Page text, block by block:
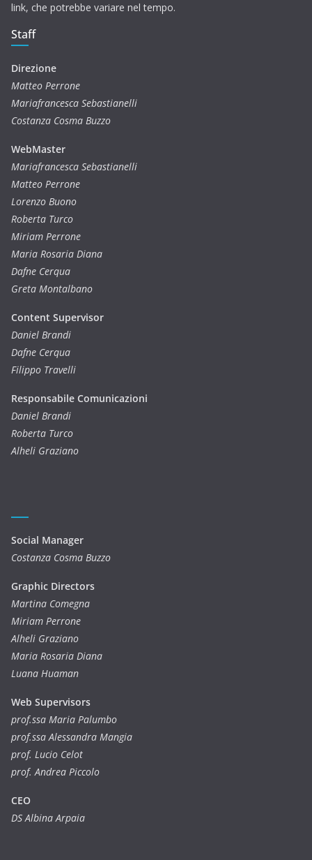
link, che potrebbe variare nel tempo.
Staff
Direzione
Matteo Perrone
Mariafrancesca Sebastianelli
Costanza Cosma Buzzo
WebMaster
Mariafrancesca Sebastianelli
Matteo Perrone
Lorenzo Buono
Roberta Turco
Miriam Perrone
Maria Rosaria Diana
Dafne Cerqua
Greta Montalbano
Content Supervisor
Daniel Brandi
Dafne Cerqua
Filippo Travelli
Responsabile Comunicazioni
Daniel Brandi
Roberta Turco
Alheli Graziano
Social Manager
Costanza Cosma Buzzo
Graphic Directors
Martina Comegna
Miriam Perrone
Alheli Graziano
Maria Rosaria Diana
Luana Huaman
Web Supervisors
prof.ssa Maria Palumbo
prof.ssa Alessandra Mangia
prof. Lucio Celot
prof. Andrea Piccolo
CEO
DS Albina Arpaia